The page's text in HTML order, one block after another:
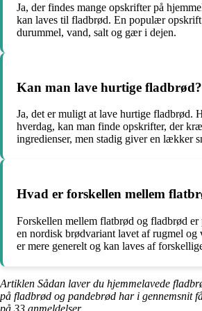
Ja, der findes mange opskrifter på
kan laves til fladbrød. En populær
durummel, vand, salt og gær i dejen.
Kan man lave hurtige fladbrød?
Ja, det er muligt at lave hurtige fladbrød.
hverdag, kan man finde opskrifter, der
ingredienser, men stadig giver en lækker
Hvad er forskellen mellem
Forskellen mellem flatbrød og fladbrød
en nordisk brødvariant lavet af rugmel og
er mere generelt og kan laves af
Artiklen Sådan laver du hjemmelavede
på fladbrød og pandebrød har i gennemsnit
på 33 anmeldelser